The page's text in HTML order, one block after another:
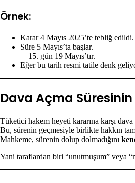
Örnek:
Karar 4 Mayıs 2025’te tebliğ edildi.
Süre 5 Mayıs’ta başlar.
gün 19 Mayıs’tır.
Eğer bu tarih resmi tatile denk
Dava Açma
Tüketici hakem heyeti kararına karşı dava
Bu, sürenin geçmesiyle birlikte hakkın
Mahkeme, sürenin dolup dolmadığını
Yani taraflardan biri “unutmuşum” veya